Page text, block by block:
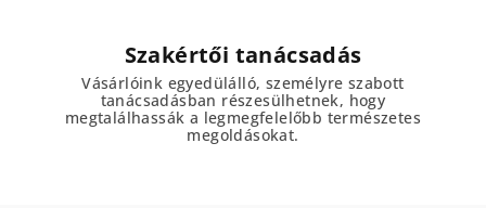
Szakértői tanácsadás
Vásárlóink egyedülálló, személyre szabott
tanácsadásban részesülhetnek, hogy
megtalálhassák a legmegfelelőbb természetes
megoldásokat.